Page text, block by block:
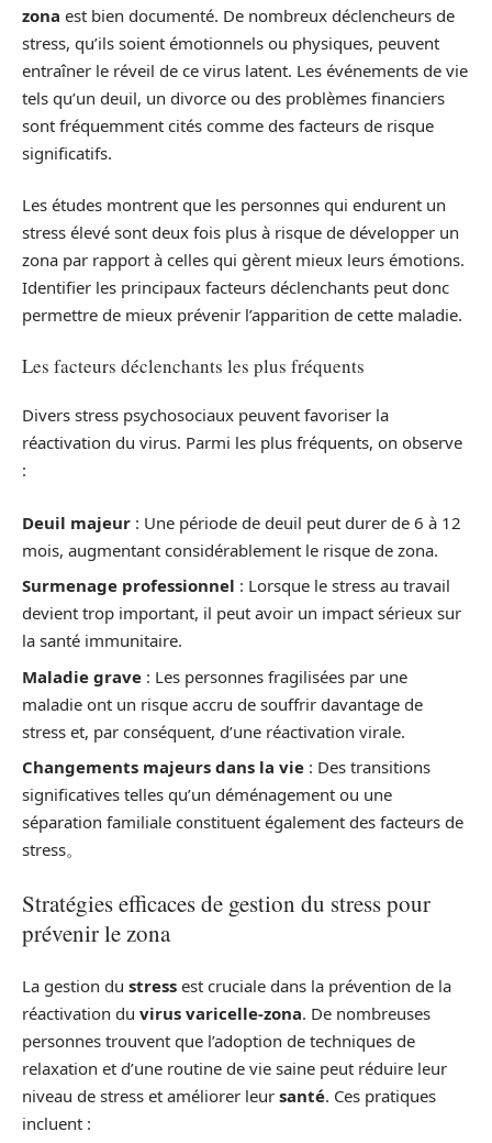
zona est bien documenté. De nombreux déclencheurs de
stress, qu’ils soient émotionnels ou physiques, peuvent
entraîner le réveil de ce virus latent. Les événements de vie
tels qu’un deuil, un divorce ou des problèmes financiers
sont fréquemment cités comme des facteurs de risque
significatifs.
Les études montrent que les personnes qui endurent un
stress élevé sont deux fois plus à risque de développer un
zona par rapport à celles qui gèrent mieux leurs émotions.
Identifier les principaux facteurs déclenchants peut donc
permettre de mieux prévenir l’apparition de cette maladie.
Les facteurs déclenchants les plus fréquents
Divers stress psychosociaux peuvent favoriser la
réactivation du virus. Parmi les plus fréquents, on observe
:
Deuil majeur : Une période de deuil peut durer de 6 à 12
mois, augmentant considérablement le risque de zona.
Surmenage professionnel : Lorsque le stress au travail
devient trop important, il peut avoir un impact sérieux sur
la santé immunitaire.
Maladie grave : Les personnes fragilisées par une
maladie ont un risque accru de souffrir davantage de
stress et, par conséquent, d’une réactivation virale.
Changements majeurs dans la vie : Des transitions
significatives telles qu’un déménagement ou une
séparation familiale constituent également des facteurs de
stress。
Stratégies efficaces de gestion du stress pour
prévenir le zona
La gestion du stress est cruciale dans la prévention de la
réactivation du virus varicelle-zona. De nombreuses
personnes trouvent que l’adoption de techniques de
relaxation et d’une routine de vie saine peut réduire leur
niveau de stress et améliorer leur santé. Ces pratiques
incluent :